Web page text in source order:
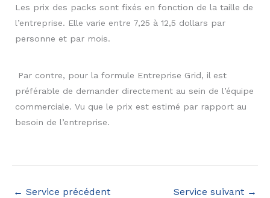
Les prix des packs sont fixés en fonction de la taille de
l’entreprise. Elle varie entre 7,25 à 12,5 dollars par
personne et par mois.
Par contre, pour la formule Entreprise Grid, il est
préférable de demander directement au sein de l’équipe
commerciale. Vu que le prix est estimé par rapport au
besoin de l’entreprise.
← Service précédent Service suivant →